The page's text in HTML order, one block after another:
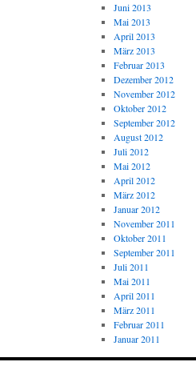
Juni 2013
Mai 2013
April 2013
März 2013
Februar 2013
Dezember 2012
November 2012
Oktober 2012
September 2012
August 2012
Juli 2012
Mai 2012
April 2012
März 2012
Januar 2012
November 2011
Oktober 2011
September 2011
Juli 2011
Mai 2011
April 2011
März 2011
Februar 2011
Januar 2011